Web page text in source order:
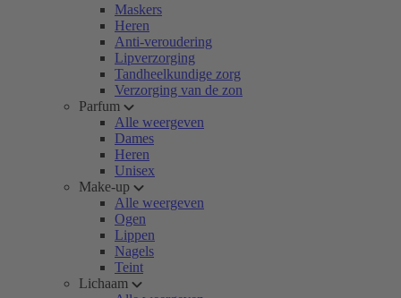
Maskers
Heren
Anti-veroudering
Lipverzorging
Tandheelkundige zorg
Verzorging van de zon
Parfum
Alle weergeven
Dames
Heren
Unisex
Make-up
Alle weergeven
Ogen
Lippen
Nagels
Teint
Lichaam